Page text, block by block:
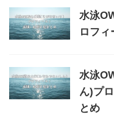
水泳
ロフ
水泳
ん)プ
とめ